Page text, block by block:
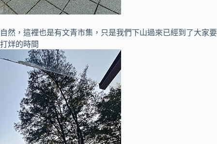
自然，這裡也是有文青市集，只是我們下山過來已經到了大家要
打烊的時間